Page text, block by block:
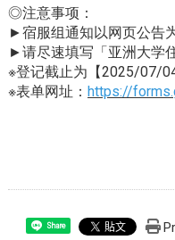
◎注意事项：
►宿服组通知以网页公告
►请尽速填写「亚洲大学
※登记截止为【2025/07/
※表单网址： https://
Share